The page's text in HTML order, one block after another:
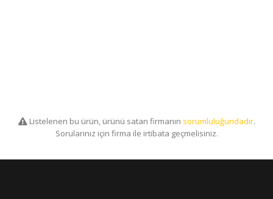
Listelenen bu ürün, ürünü satan firmanın sorumluluğundadır.
Sorularınız için firma ile irtibata geçmelisiniz.